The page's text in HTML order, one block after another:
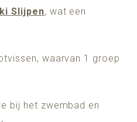
Slijpen, wat een
waarvan 1 groep
bij het zwembad en